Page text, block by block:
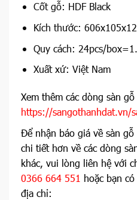
Cốt gỗ: HDF Black
Kích thước:
Quy cách: 24pcs/
Xuất xứ: Việt Nam
Xem thêm các dòng sàn
https://sangothanhdat.vn/
Để nhận báo giá về sàn
chi tiết hơn về các dòng
khác, vui lòng liên hệ với
0366 664 551 hoặc bạn
địa chỉ: